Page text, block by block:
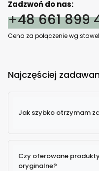
Zadzwoń do nas:
+48 661 899
Cena za połączenie wg
Najczęściej
Jak szybko otrzymam
Czy oferowane
oryginalne?